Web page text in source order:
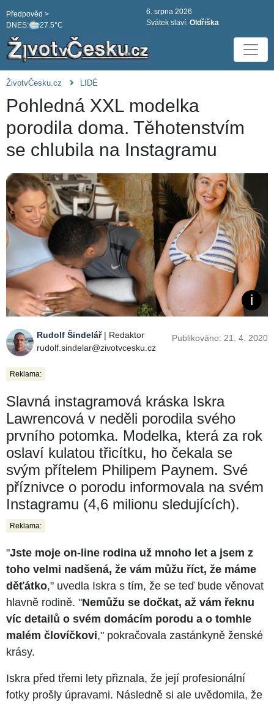
DNES: 27.5°C
Předpověd >
6. srpna 2026
Svátek slaví: Oldřiška
ŽivotvČesku.cz LIDÉ
Pohledná XXL modelka
porodila doma. Těhotenstvím
se chlubila na Instagramu
Rudolf Šindelář| Redaktor
rudolf.sindelar@zivotvcesku.cz
Publikováno: 21. 4. 2020
Reklama:
Slavná instagramová kráska Iskra
Lawrencová v neděli porodila svého
prvního potomka. Modelka, která za rok
oslaví kulatou třicítku, ho čekala se
svým přítelem Philipem Paynem. Své
příznivce o porodu informovala na svém
Instagramu (4,6 milionu sledujících).
Reklama:
"Jste moje on-line rodina už mnoho let a jsem z
toho velmi nadšená, že vám můžu říct, že máme
děťátko," uvedla Iskra s tím, že se teď bude věnovat
hlavně rodině. "Nemůžu se dočkat, až vám řeknu
víc detailů o svém domácím porodu a o tomhle
malém človíčkovi," pokračovala zastánkyně ženské
krásy.
Iskra před třemi lety přiznala, že její profesionální
fotky prošly úpravami. Následně si ale uvědomila, že